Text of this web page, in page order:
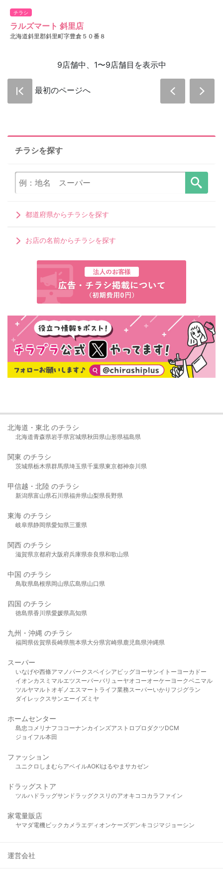
チラシ
ラルズマート 斜里店
北海道斜里郡斜里町字豊倉５０番８
9店舗中、1〜9店舗目を表示中
最初のページへ
チラシを探す
都道府県からチラシを探す
お店の名前からチラシを探す
北海道・東北 のチラシ
北海道青森県岩手県宮城県秋田県山形県福島県
関東 のチラシ
茨城県栃木県群馬県埼玉県千葉県東京都神奈川県
甲信越・北陸 のチラシ
新潟県富山県石川県福井県山梨県長野県
東海 のチラシ
岐阜県静岡県愛知県三重県
関西 のチラシ
滋賀県京都府大阪府兵庫県奈良県和歌山県
中国 のチラシ
鳥取県島根県岡山県広島県山口県
四国 のチラシ
徳島県香川県愛媛県高知県
九州・沖縄 のチラシ
福岡県佐賀県長崎県熊本県大分県宮崎県鹿児島県沖縄県
スーパー
いなげや西條アマノパークスベイシア ビッグヨーサンイトーヨーカドー
イオンカスミ マルエツスーパーバリューヤオコーオーケー ヨークベニマル
ツルヤマルト オギノ エスマート ライフ業務スーパーいかり フジグラン
ダイレックスサンエーイズミヤ
ホームセンター
島忠 コメリ ナフコ コーナンカインズアストロプロダクツDCM
ジョイフル本田
ファッション
ユニクロ しまむら アベイルAOKIはるやま サカゼン
ドラッグストア
ツルハドラッグサンドラッグクスリのアオキ ココカラファイン
家電量販店
ヤマダ電機ビックカメラ エディオンケーズデンキ コジマジョーシン
運営会社